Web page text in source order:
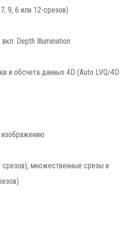
9, 6 или 12-срезов)
Depth Illumination
и обсчета данных 4D (Auto LVQ/4D
множественные срезы в